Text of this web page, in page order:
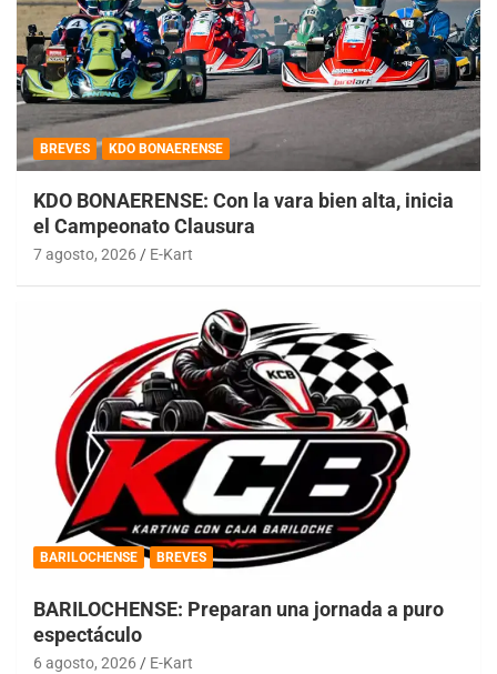
BREVES KDO BONAERENSE
KDO BONAERENSE: Con la vara bien alta, inicia
el Campeonato Clausura
7 agosto, 2026 E-Kart
BARILOCHENSE BREVES
BARILOCHENSE: Preparan una jornada a puro
espectáculo
6 agosto, 2026 E-Kart